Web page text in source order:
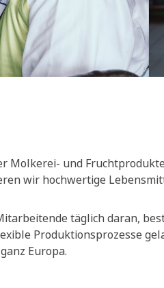
Molkerei- und
wir hochwertige
täglich daran,
Produktionsprozesse
Europa.